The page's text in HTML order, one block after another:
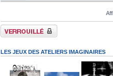
Forum verrouillé
LES JEUX DES ATELIERS IMAGINAIRES